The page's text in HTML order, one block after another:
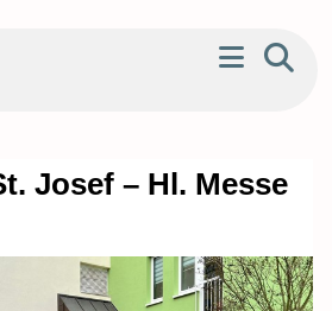
Josef – Hl. Messe